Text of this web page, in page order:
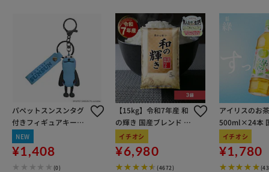
パペットスンスンタグ
付きフィギュアキーホ
ルダー スンスン
NEW
¥1,408
(0)
【15kg】令和7年産 和
の輝き 国産ブレンド 5
kg×3袋
イチオシ
¥6,980
(4672)
アイリスのお
500ml×24本
100％使用
イチオシ
¥1,780